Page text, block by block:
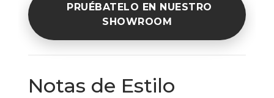
PRUÉBATELO EN NUESTRO
SHOWROOM
Notas de Estilo